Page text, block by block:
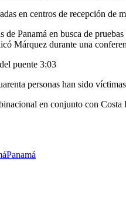
en centros de recepción
Panamá en busca de
Márquez durante una
puente 3:03
personas han sido
en conjunto con
Panamá